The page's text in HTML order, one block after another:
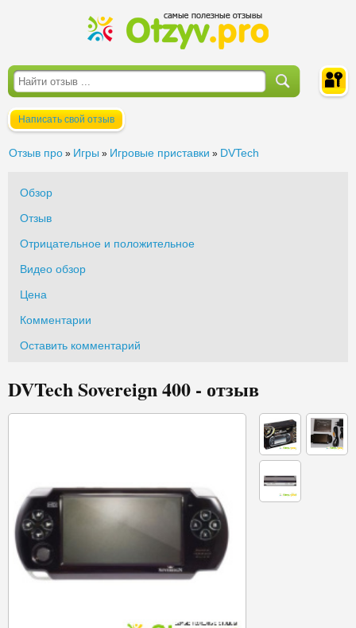
Написать свой отзыв
Отзыв про » Игры » Игровые приставки » DVTech
Обзор
Отзыв
Отрицательное и положительное
Видео обзор
Цена
Комментарии
Оставить комментарий
DVTech Sovereign 400 - отзыв